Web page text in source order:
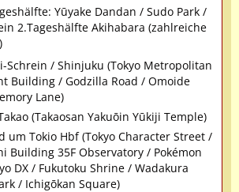
Yūyake Dandan / Sudo Park /
2.Tageshälfte Akihabara (zahlreiche
)
Schrein / Shinjuku (Tokyo Metropolitan
Building / Godzilla Road / Omoide
Lane)
(Takaosan Yakuōin Yūkiji Temple)
um Tokio Hbf (Tokyo Character Street /
Building 35F Observatory / Pokémon
DX / Fukutoku Shrine / Wadakura
/ Ichigōkan Square)